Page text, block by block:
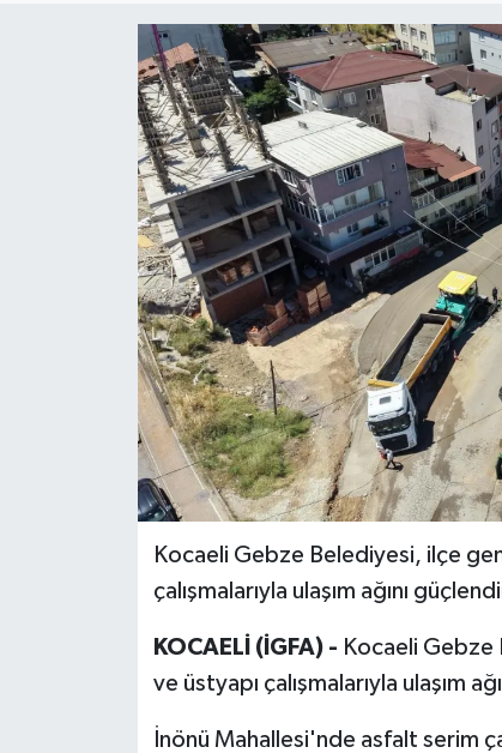
Kocaeli Gebze Belediyesi, ilçe
çalışmalarıyla ulaşım ağını
KOCAELİ (İGFA) - Kocaeli Gebze
ve üstyapı çalışmalarıyla ulaşım
İnönü Mahallesi'nde asfalt serim